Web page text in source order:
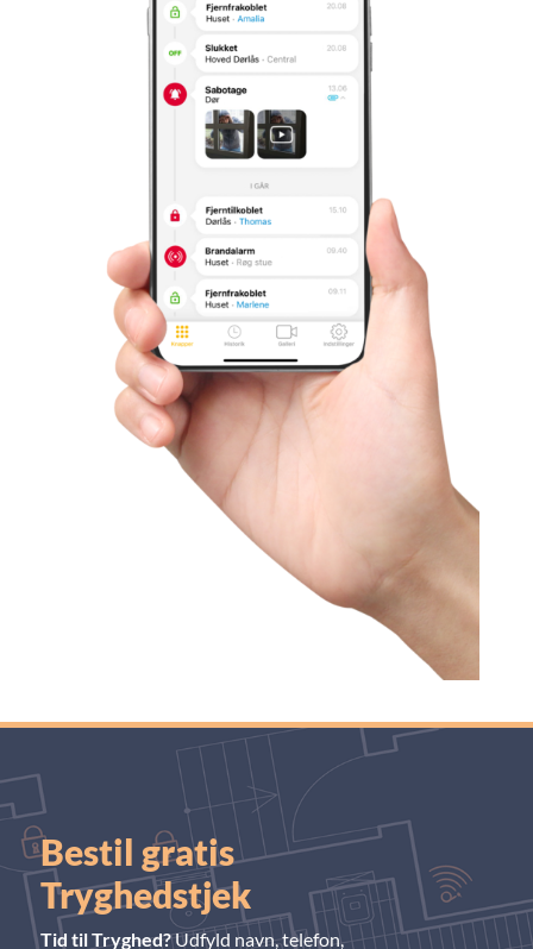
Bestil gratis
Tryghedstjek
Tid til Tryghed?Udfyld navn, telefon,